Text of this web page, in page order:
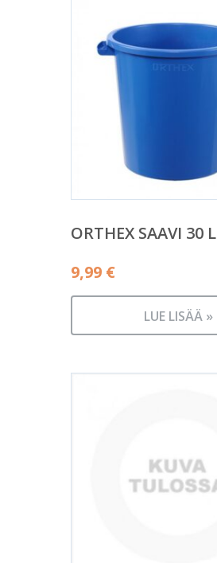
ORTHEX SAAVI 30 L
9,99 €
LUE LISÄÄ »